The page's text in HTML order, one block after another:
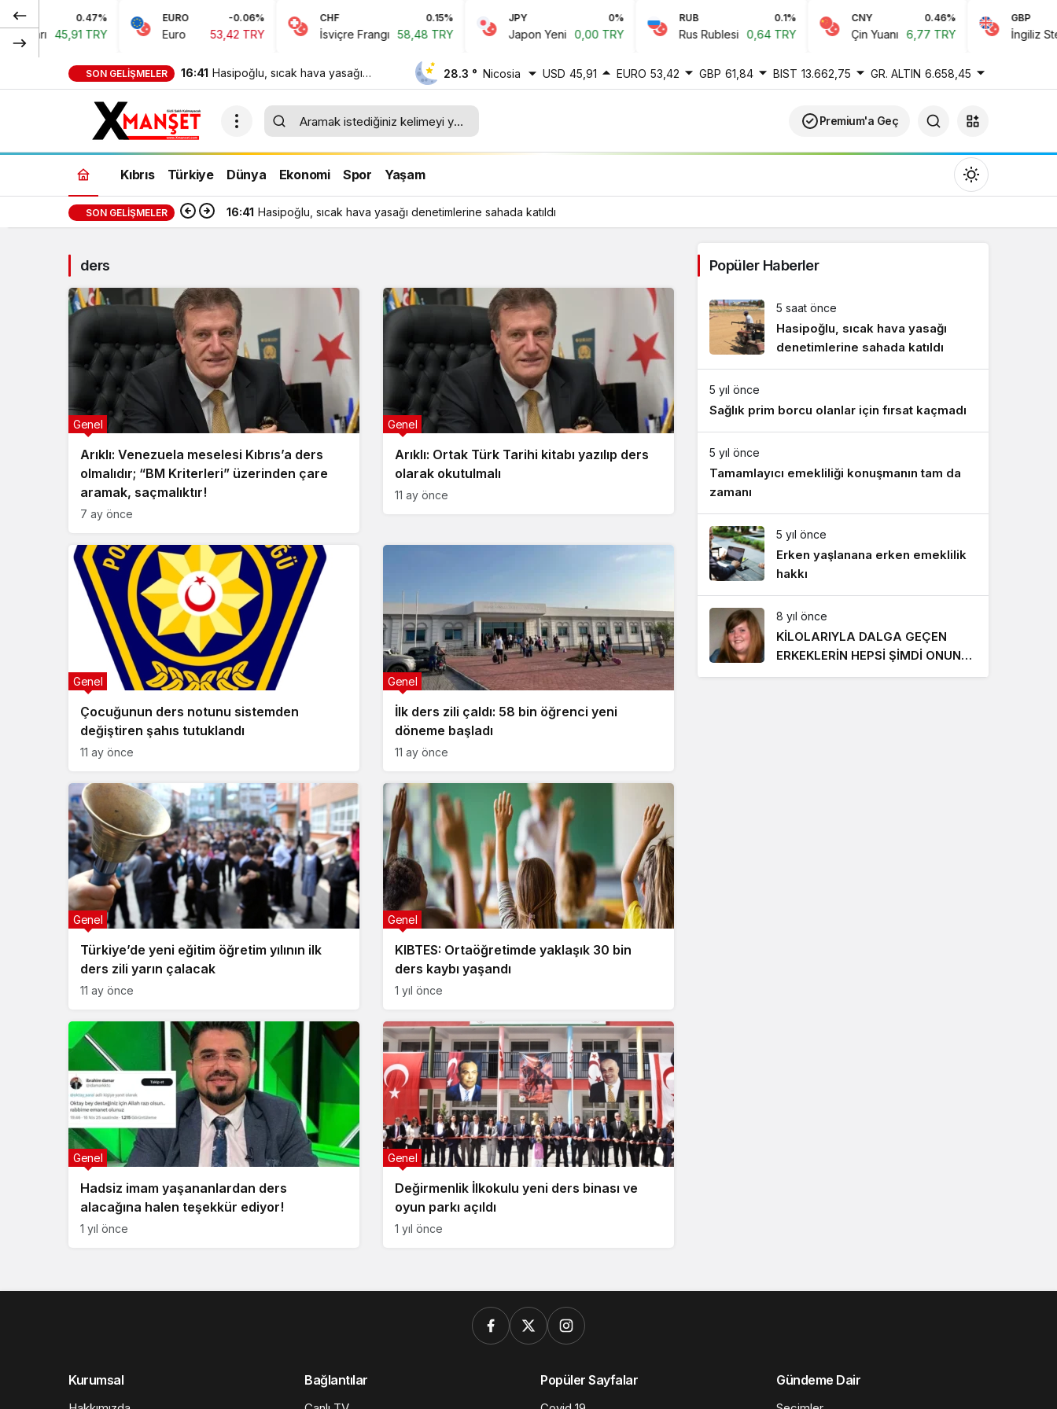
45,91 TRY
EURO -0.06%
Euro 53,42 TRY
CHF
İsviçre Frangı 58,48 TRY
JPY
Japon Yeni 0,00 TRY
RUB
Rus Rublesi 0,64 TRY
CNY
Çin Yuanı 6,77 TRY
GBP
İngiliz Sterlini
SON GELIŞMELER 16:41 Hasipoğlu, sıcak hava yasağı
denetimlerine sahada katıldı
28.3 ° Nicosia USD 45,91 EURO 53,42 GBP 61,84 BIST 13.662,75 GR. ALTIN 6.658,45
Premium'a Geç
Kıbrıs Türkiye Dünya Ekonomi Spor Yaşam
Gündüz modunu seçin.
SON GELIŞMELER 16:41 Hasipoğlu, sıcak hava yasağı denetimlerine sahada katıldı
ders
Arıklı: Venezuela meselesi Kıbrıs’a ders
olmalıdır; “BM Kriterleri” üzerinden çare
aramak, saçmalıktır!
Genel
7 ay önce
Arıklı: Ortak Türk Tarihi kitabı yazılıp ders
olarak okutulmalı
Genel
11 ay önce
Çocuğunun ders notunu sistemden
değiştiren şahıs tutuklandı
Genel
11 ay önce
İlk ders zili çaldı: 58 bin öğrenci yeni
döneme başladı
Genel
11 ay önce
Türkiye’de yeni eğitim öğretim yılının ilk
ders zili yarın çalacak
Genel
11 ay önce
KIBTES: Ortaöğretimde yaklaşık 30 bin
ders kaybı yaşandı
Genel
1 yıl önce
Hadsiz imam yaşananlardan ders
alacağına halen teşekkür ediyor!
Genel
1 yıl önce
Değirmenlik İlkokulu yeni ders binası ve
oyun parkı açıldı
Genel
1 yıl önce
Popüler Haberler
5 saat önce
Hasipoğlu, sıcak hava yasağı
denetimlerine sahada katıldı
5 yıl önce
Sağlık prim borcu olanlar için fırsat kaçmadı
5 yıl önce
Tamamlayıcı emekliliği konuşmanın tam da
zamanı
5 yıl önce
Erken yaşlanana erken emeklilik
hakkı
8 yıl önce
KİLOLARIYLA DALGA GEÇEN
ERKEKLERİN HEPSİ ŞİMDİ ONUN
PEŞİNDE! SON HALİ İNANILMAZ
Kurumsal Bağlantılar Popüler Sayfalar Gündeme Dair